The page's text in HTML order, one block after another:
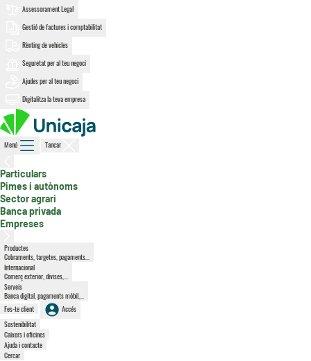
Assessorament Legal
Gestió de factures i comptabilitat
Rènting de vehicles
Seguretat per al teu negoci
Ajudes per al teu negoci
Digitalitza la teva empresa
Menú Tancar
Particulars
Pimes i autònoms, secció activa
Sector agrari
Banca privada
Empreses
Productes
Cobraments, targetes, pagaments...
Internacional
Comerç exterior, divises,...
Serveis
Banca digital, pagaments mòbil,...
Fes-te client
Accés
Sostenibilitat
Caixers i oficines
Ajuda i contacte
Cercar